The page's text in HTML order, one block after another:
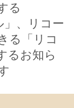
る
」、リコー
る「リコ
るお知ら